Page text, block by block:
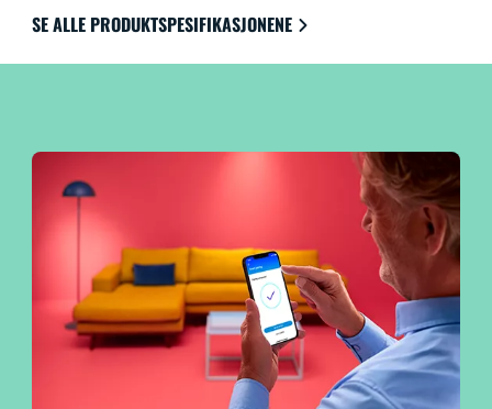
for det ypperste innen brukervennlighet.
SE ALLE PRODUKTSPESIFIKASJONENE